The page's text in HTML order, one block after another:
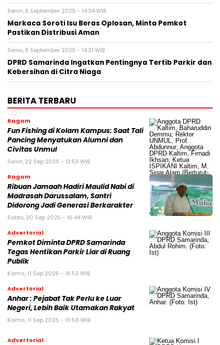
Senin, 8 September 2025 - 14:34 WIB
Markaca Soroti Isu Beras Oplosan, Minta Pemkot
Pastikan Distribusi Aman
Senin, 8 September 2025 - 14:31 WIB
DPRD Samarinda Ingatkan Pentingnya Tertib Parkir dan
Kebersihan di Citra Niaga
BERITA TERBARU
Ragam
Fun Fishing di Kolam Kampus: Saat Tali
Pancing Menyatukan Alumni dan
Civitas Unmul
Senin, 22 Sep 2025 - 12:53 WIB
Ragam
Ribuan Jamaah Hadiri Maulid Nabi di
Madrasah Darussalam, Santri
Didorong Jadi Generasi Berkarakter
Sabtu, 20 Sep 2025 - 16:44 WIB
Advertorial
Pemkot Diminta DPRD Samarinda
Tegas Hentikan Parkir Liar di Ruang
Publik
Kamis, 11 Sep 2025 - 16:53 WIB
Advertorial
Anhar : Pejabat Tak Perlu ke Luar
Negeri, Lebih Baik Utamakan Rakyat
Kamis, 11 Sep 2025 - 16:50 WIB
Advertorial